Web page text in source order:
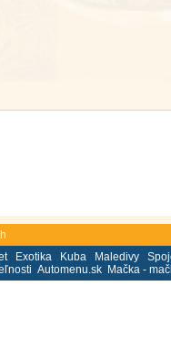
Exotika Kuba Maledivy
Automenu.sk Mačka -